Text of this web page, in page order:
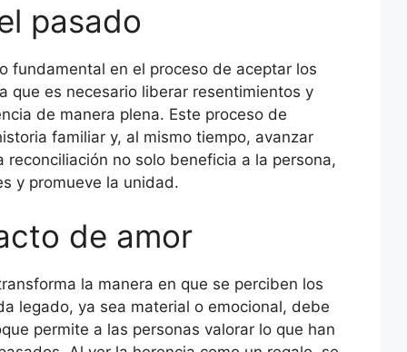
pasado
fundamental en el proceso de aceptar los
que es necesario liberar resentimientos y
de manera plena. Este proceso de
familiar y, al mismo tiempo, avanzar
no solo beneficia a la persona,
y promueve la unidad.
de amor
la manera en que se perciben los
legado, ya sea material o emocional, debe
permite a las personas valorar lo que han